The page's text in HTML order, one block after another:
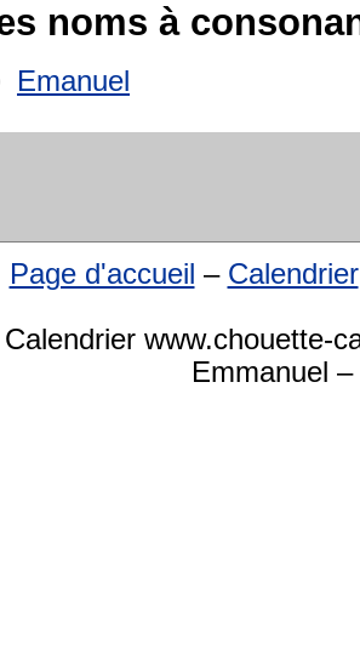
noms à
Emanuel
Page d'accueil – Calendrier
Calendrier www.chouette-
Emmanuel